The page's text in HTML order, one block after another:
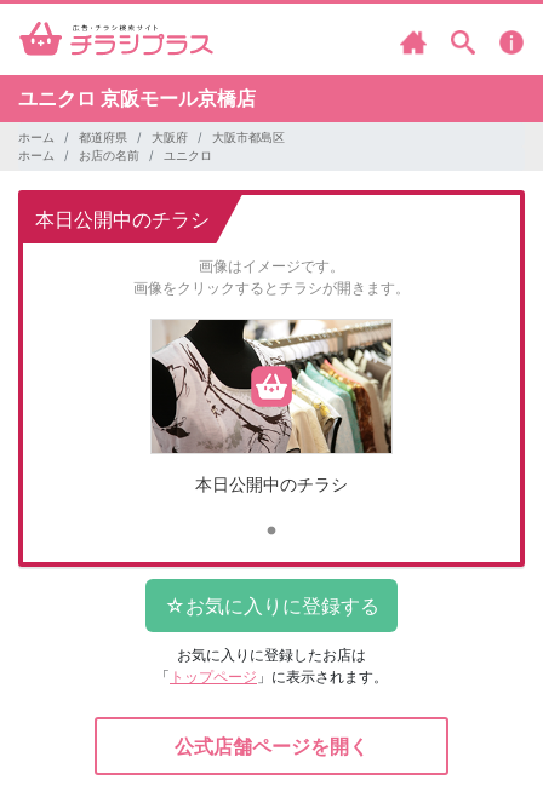
ユニクロ 京阪モール京橋店
ホーム 都道府県 大阪府
大阪市都島区
ホーム
お店の名前 ユニクロ
本日公開中のチラシ
画像はイメージです。
画像をクリックするとチラシが開きます。
本日公開中のチラシ
お気に入りに登録したお店は
「 トップページ 」に表示されます。
公式店舗ページを開く